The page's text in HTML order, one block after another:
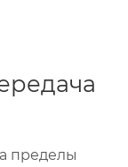
пределы